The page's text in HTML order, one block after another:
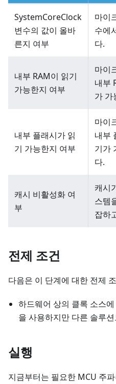
SystemCoreClock
변수의 값이 올바
른지 여부
마이
수에
다.
내부 RAM이 읽기
가능한지 여부
마이
내부
가 가
내부 플래시가 읽
기 가능한지 여부
마이
내부
기가
다.
캐시 비활성화 여
부
캐시
스템
잡하
전제 조건
다음은 이 단계에 대한 전제
하드웨어 상의 클록 소스
을 사용하지만 다른 솔루
실행
지금부터는 필요한 MCU 주